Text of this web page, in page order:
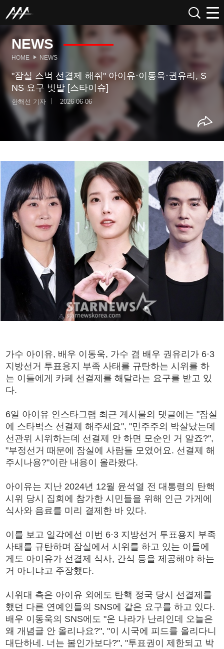
NEWS
HOME NEWS
"잠실 스벅 선결제 해줘" 아이유·이동욱·권유리, S
NS 요구 빗발 [스타이슈]
한해선 기자 2026-06-06
가수 아이유, 배우 이동욱, 가수 겸 배우 권유리가 6·3
지방선거 투표용지 부족 사태를 규탄하는 시위를 하
는 이들에게 카페 선결제를 해달라는 요구를 받고 있
다.
6일 아이유 인스타그램 최근 게시물의 댓글에는 "잠실
에 스타벅스 선결제 해주세요", "민주주의 박살났는데
선관위 시위하는데 선결제 안 하면 모순인 거 알죠?",
"부정선거 때문에 잠실에 사람들 모였어요. 선결제 해
주시나용?"이란 내용이 올라왔다.
아이유는 지난 2024년 12월 윤석열 전 대통령의 탄핵
시위 당시 집회에 참가한 시민들을 위해 인근 가게에
식사와 음료를 미리 결제한 바 있다.
이를 보고 일각에선 이번 6·3 지방선거 투표용지 부족
사태를 규탄하며 잠실에서 시위를 하고 있는 이들에
게도 아이유가 선결제 식사, 간식 등을 제공해야 하는
거 아니냐고 주장했다.
시위대 측은 아이유 외에도 탄핵 정국 당시 선결제를
했던 다른 연예인들의 SNS에 같은 요구를 하고 있다.
배우 이동욱의 SNS에도 "온 나라가 난리인데 오늘은
왜 개념글 안 올리나요?", "이 시국에 피드를 올리다니
대단하네. 너는 봄인가보다?", "투표권이 제한되고 박